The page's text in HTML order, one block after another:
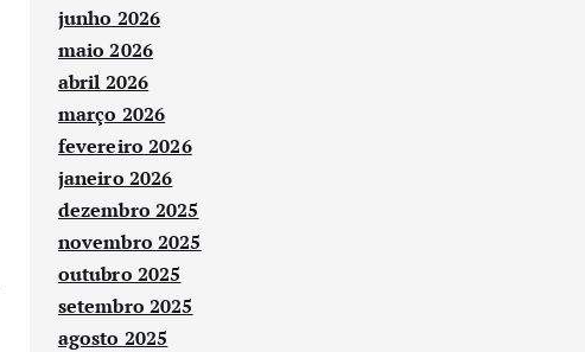
junho 2026
maio 2026
abril 2026
março 2026
fevereiro 2026
janeiro 2026
dezembro 2025
novembro 2025
outubro 2025
setembro 2025
agosto 2025